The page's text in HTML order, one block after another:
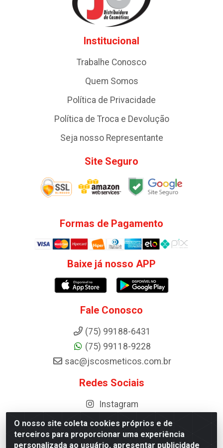
O nosso site coleta cookies próprios e de
terceiros para proporcionar uma experiência
personalizada ao usuário, apresentar publicidade
Institucional
Trabalhe Conosco
Quem Somos
Política de Privacidade
Política de Troca e Devolução
Seja nosso Representante
Site Seguro
Formas de Pagamento
Baixe já nosso APP
Fale Conosco
(75) 99188-6431
(75) 99118-9228
sac@jscosmeticos.com.br
Redes Sociais
Instagram
Distribuidora de Cosméticos Antoneto LTDA - BA-052, km 87 -